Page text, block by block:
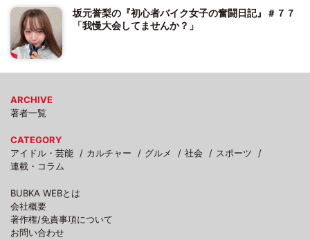
坂元誉梨の『初心者バイク女子の奮闘日記』＃７７
「我慢大会してませんか？」
ARCHIVE
著者一覧
CATEGORY
アイドル・芸能
カルチャー グルメ 社会
スポーツ
連載・コラム
BUBKA WEBとは
会社概要
著作権/免責事項について
お問い合わせ